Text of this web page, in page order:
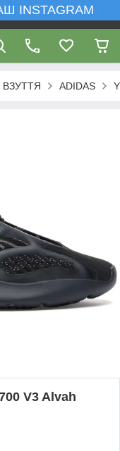
INSTAGRAM
ВЗУТТЯ ADIDAS
V3 Alvah